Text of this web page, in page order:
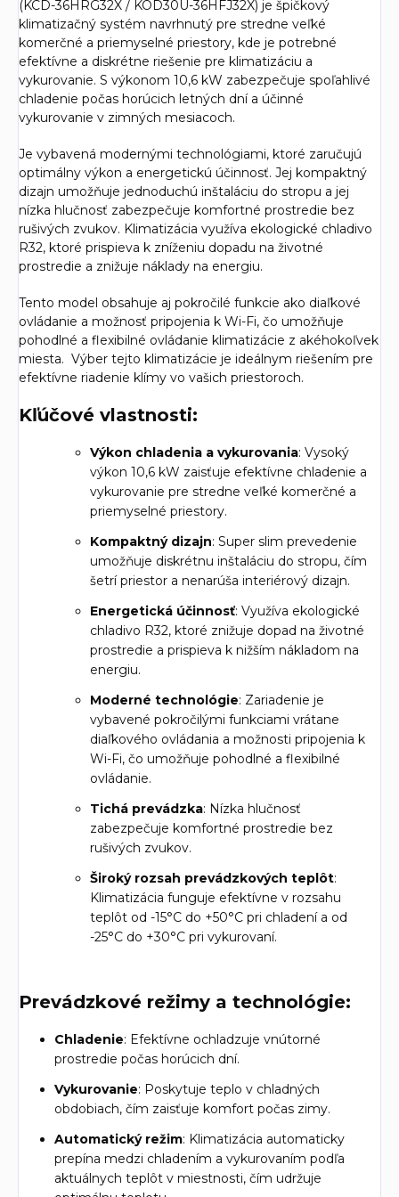
(KCD-36HRG32X / KOD30U-36HFJ32X) je špičkový
klimatizačný systém navrhnutý pre stredne veľké
komerčné a priemyselné priestory, kde je potrebné
efektívne a diskrétne riešenie pre klimatizáciu a
vykurovanie. S výkonom 10,6 kW zabezpečuje spoľahlivé
chladenie počas horúcich letných dní a účinné
vykurovanie v zimných mesiacoch.
Je vybavená modernými technológiami, ktoré zaručujú
optimálny výkon a energetickú účinnosť. Jej kompaktný
dizajn umožňuje jednoduchú inštaláciu do stropu a jej
nízka hlučnosť zabezpečuje komfortné prostredie bez
rušivých zvukov. Klimatizácia využíva ekologické chladivo
R32, ktoré prispieva k zníženiu dopadu na životné
prostredie a znižuje náklady na energiu.
Tento model obsahuje aj pokročilé funkcie ako diaľkové
ovládanie a možnosť pripojenia k Wi-Fi, čo umožňuje
pohodlné a flexibilné ovládanie klimatizácie z akéhokoľvek
miesta. Výber tejto klimatizácie je ideálnym riešením pre
efektívne riadenie klímy vo vašich priestoroch.
Kľúčové vlastnosti:
Výkon chladenia a vykurovania: Vysoký
výkon 10,6 kW zaisťuje efektívne chladenie a
vykurovanie pre stredne veľké komerčné a
priemyselné priestory.
Kompaktný dizajn: Super slim prevedenie
umožňuje diskrétnu inštaláciu do stropu, čím
šetrí priestor a nenarúša interiérový dizajn.
Energetická účinnosť: Využíva ekologické
chladivo R32, ktoré znižuje dopad na životné
prostredie a prispieva k nižším nákladom na
energiu.
Moderné technológie: Zariadenie je
vybavené pokročilými funkciami vrátane
diaľkového ovládania a možnosti pripojenia k
Wi-Fi, čo umožňuje pohodlné a flexibilné
ovládanie.
Tichá prevádzka: Nízka hlučnosť
zabezpečuje komfortné prostredie bez
rušivých zvukov.
Široký rozsah prevádzkových teplôt:
Klimatizácia funguje efektívne v rozsahu
teplôt od -15°C do +50°C pri chladení a od
-25°C do +30°C pri vykurovaní.
Prevádzkové režimy a technológie:
Chladenie: Efektívne ochladzuje vnútorné
prostredie počas horúcich dní.
Vykurovanie: Poskytuje teplo v chladných
obdobiach, čím zaisťuje komfort počas zimy.
Automatický režim: Klimatizácia automaticky
prepína medzi chladením a vykurovaním podľa
aktuálnych teplôt v miestnosti, čím udržuje